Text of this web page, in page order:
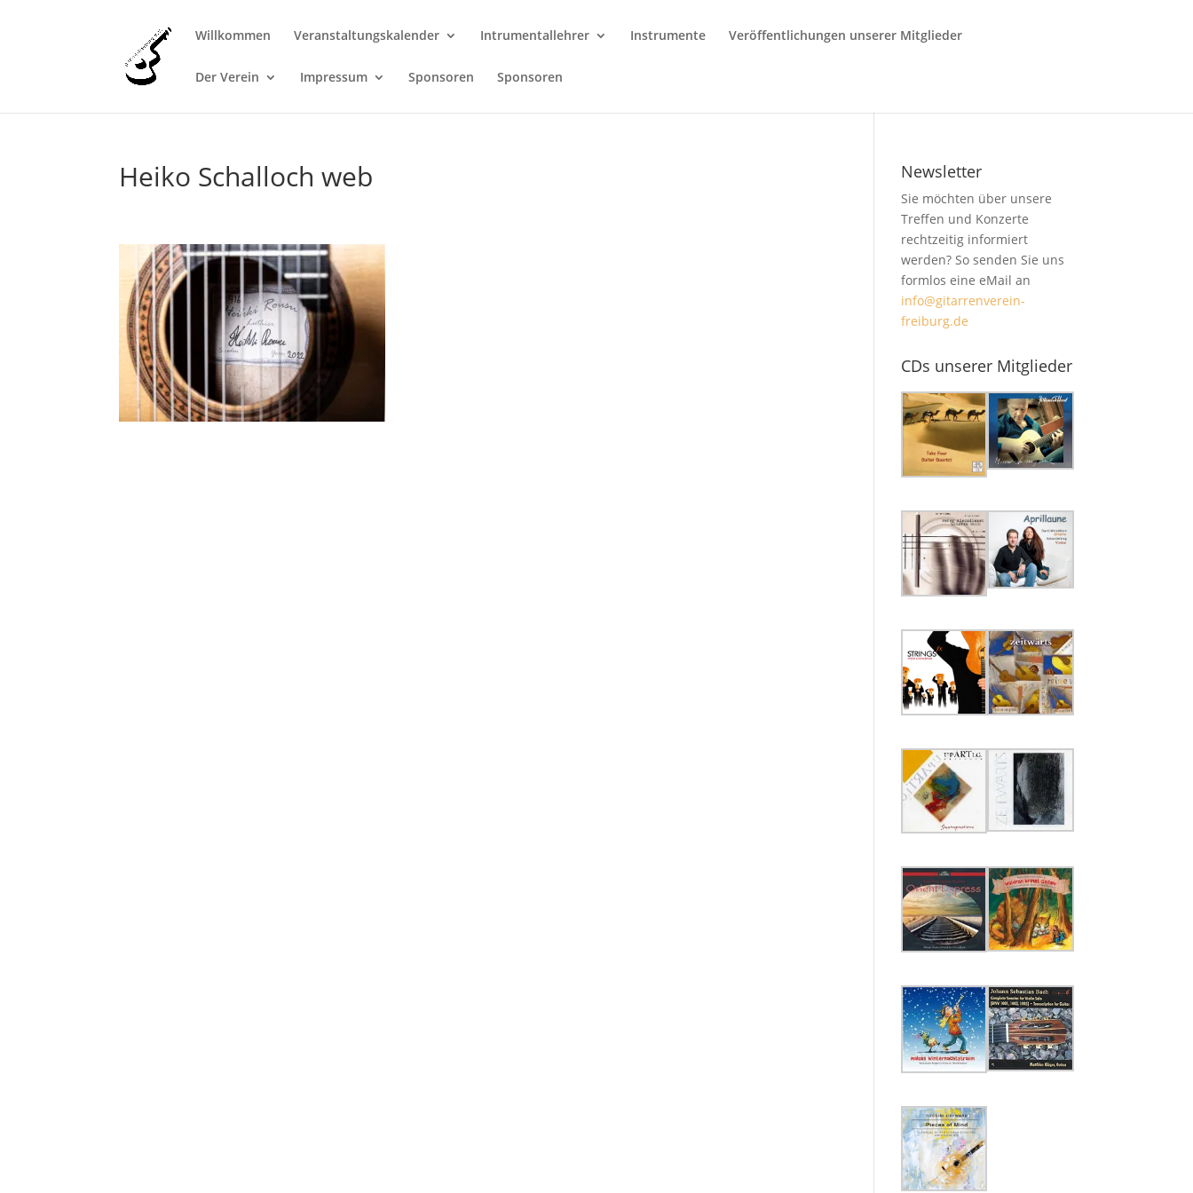
Willkommen Veranstaltungskalender Intrumentallehrer Instrumente Veröffentlichungen unserer Mitglieder
Der Verein Impressum Sponsoren Sponsoren
Heiko Schalloch web Newsletter
Sie möchten über unsere
Treffen und Konzerte
rechtzeitig informiert
werden? So senden Sie uns
formlos eine eMail an
info@gitarrenverein-
freiburg.de
CDs unserer Mitglieder